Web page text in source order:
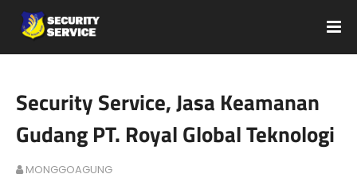
Security Service, Jasa Keamanan
Gudang PT. Royal Global Teknologi
MONGGOAGUNG